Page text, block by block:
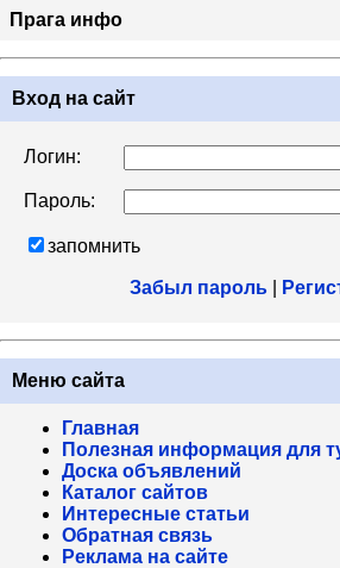
Прага инфо
Вход на сайт
Логин:
Пароль:
запомнить
Забыл пароль
Меню сайта
Главная
Полезная информация для
Доска объявлений
Каталог сайтов
Интересные статьи
Обратная связь
Реклама на сайте